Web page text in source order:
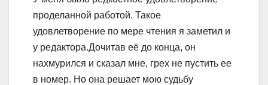
проделанной работой. Такое
удовлетворение по мере чтения я заметил и
у редактора.Дочитав её до конца, он
нахмурился и сказал мне, грех не пустить ее
в номер. Но она решает мою судьбу